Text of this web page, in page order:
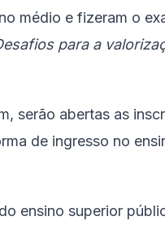
médio e fizeram o
para a
serão abertas as
de ingresso no
ensino superior